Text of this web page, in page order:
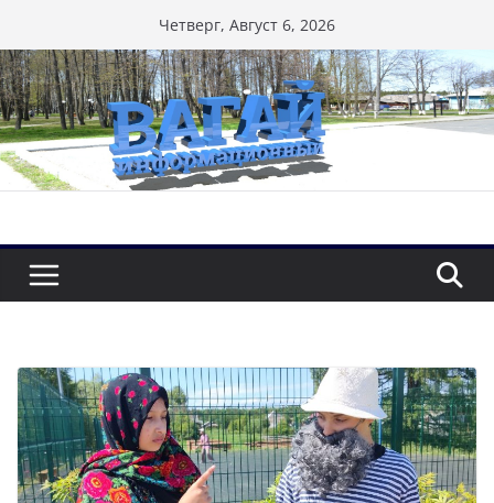
к
содержимому
Четверг, Август 6, 2026